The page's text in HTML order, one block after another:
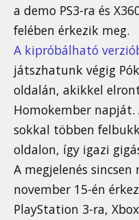
a demo PS3-ra és
felében érkezik meg.
A kipróbálható
játszhatunk végig
oldalán, akikkel
Homokember napját.
sokkal többen
oldalon, így igazi
A megjelenés
november 15-én
PlayStation 3-ra,